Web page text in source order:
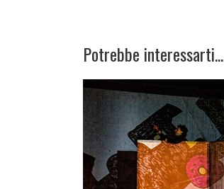
Potrebbe interessarti...